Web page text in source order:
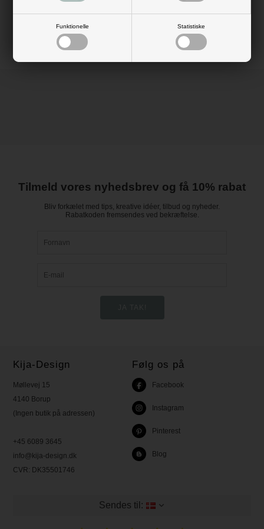
Funktionelle Statistiske
Tilmeld vores nyhedsbrev og få 10% rabat
Bliv forkælet med tips, kreative idéer, tilbud og nyheder.
Rabatkoden fremsendes ved bekræftelse.
Kija-Design
Møllevej 15
4140 Borup
(Ingen butik på adressen)
+45 6089 3645
info@kija-design.dk
CVR: DK35501746
Følg os på
Facebook
Instagram
Pinterest
Blog
Sendes til: